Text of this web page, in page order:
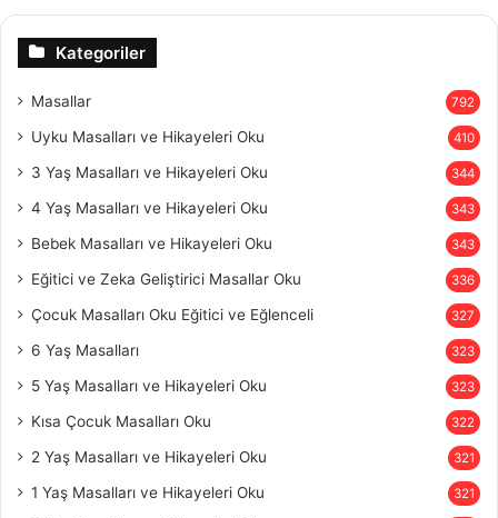
Kategoriler
Masallar 792
Uyku Masalları ve Hikayeleri Oku 410
3 Yaş Masalları ve Hikayeleri Oku 344
4 Yaş Masalları ve Hikayeleri Oku 343
Bebek Masalları ve Hikayeleri Oku 343
Eğitici ve Zeka Geliştirici Masallar Oku 336
Çocuk Masalları Oku Eğitici ve Eğlenceli 327
6 Yaş Masalları 323
5 Yaş Masalları ve Hikayeleri Oku 323
Kısa Çocuk Masalları Oku 322
2 Yaş Masalları ve Hikayeleri Oku 321
1 Yaş Masalları ve Hikayeleri Oku 321